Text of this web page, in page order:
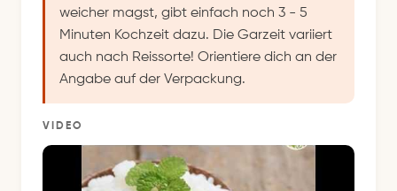
weicher magst, gibt einfach noch 3 - 5
Minuten Kochzeit dazu. Die Garzeit variiert
auch nach Reissorte! Orientiere dich an der
Angabe auf der Verpackung.
VIDEO